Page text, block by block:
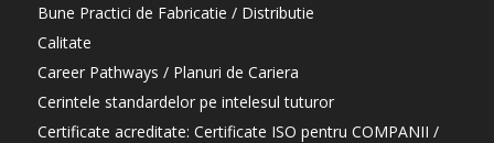
Bune Practici de Fabricatie / Distributie
Calitate
Career Pathways / Planuri de Cariera
Cerintele standardelor pe intelesul tuturor
Certificate acreditate: Certificate ISO pentru COMPANII /